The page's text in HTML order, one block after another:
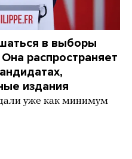
в выборы
распространяет
издания
уже как минимум